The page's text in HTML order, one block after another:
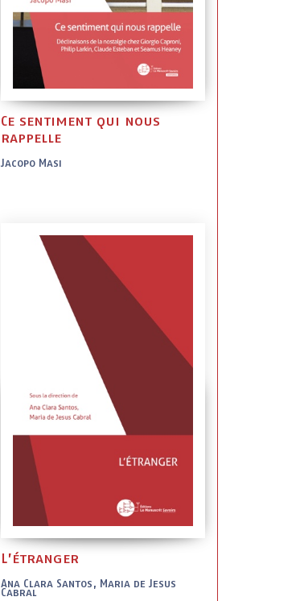
Ce sentiment qui nous
rappelle
Jacopo Masi
L’étranger
Ana Clara Santos, Maria de Jesus
Cabral